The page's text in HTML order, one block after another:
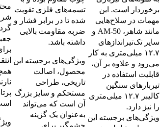
برخوردار است. این
مهمات در سلاح‌هایی
مانند شاهر، AM-50 و
سایر تک‌تیراندازهای
۱۲.۷ میلی‌متری به کار
می‌رود و علاوه بر آن،
قابلیت استفاده در
تیربارهای سنگین
کالیبر ۱۲.۷ میلی‌متری
را نیز دارد.
ویژگی‌های برجسته این
تسمه‌های فلزی تقویت
شده تا در برابر فشار و
ضربه مقاومت بالایی
داشته باشد.
ویژگی‌های برجسته این
محصول، اصالت
تاریخی، طراحی
مستحکم و سایز بزرگ
آن است که می‌تواند
به‌عنوان یک گزینه
چشمگیر برای